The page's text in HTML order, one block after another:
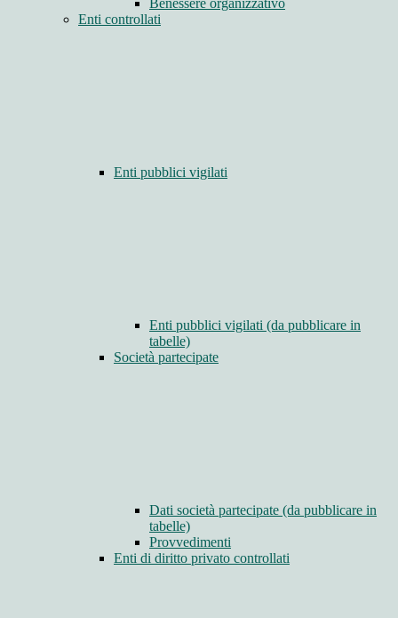
Benessere organizzativo
Enti controllati
Enti pubblici vigilati
Enti pubblici vigilati (da pubblicare in
tabelle)
Società partecipate
Dati società partecipate (da pubblicare in
tabelle)
Provvedimenti
Enti di diritto privato controllati